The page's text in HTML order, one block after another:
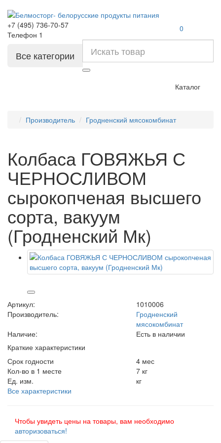
+7 (495) 736-70-57
Телефон 1
0
Все категории
Каталог
Производитель Гродненский мясокомбинат
Колбаса ГОВЯЖЬЯ С
ЧЕРНОСЛИВОМ
сырокопченая высшего
сорта, вакуум
(Гродненский Мк)
Артикул:
1010006
Производитель:
Гродненский
мясокомбинат
Наличие:
Есть в наличии
Краткие характеристики
Срок годности
4 мес
Кол-во в 1 месте
7 кг
Ед. изм.
кг
Все характеристики
Чтобы увидеть цены на товары, вам необходимо
авторизоваться!